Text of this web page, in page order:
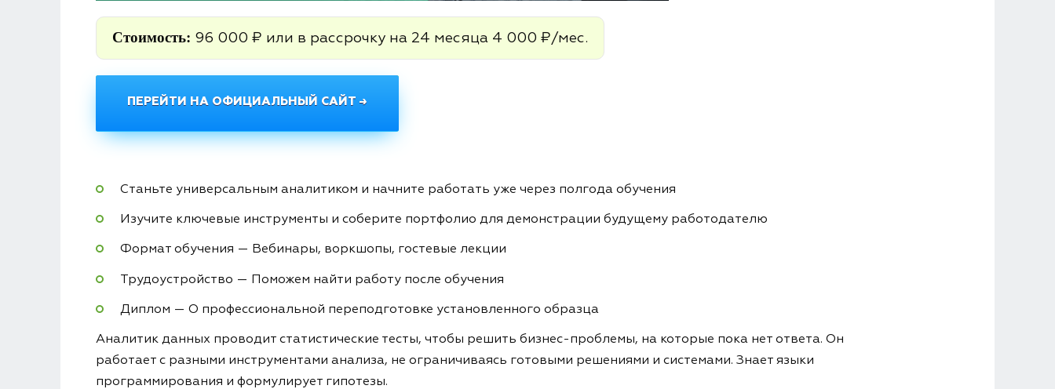
Стоимость: 96 000 ₽ или в рассрочку на 24 месяца 4 000 ₽/мес.
ПЕРЕЙТИ НА ОФИЦИАЛЬНЫЙ САЙТ →
Станьте универсальным аналитиком и начните работать уже через полгода обучения
Изучите ключевые инструменты и соберите портфолио для демонстрации будущему работодателю
Формат обучения — Вебинары, воркшопы, гостевые лекции
Трудоустройство — Поможем найти работу после обучения
Диплом — О профессиональной переподготовке установленного образца
Аналитик данных проводит статистические тесты, чтобы решить бизнес-проблемы, на которые пока нет ответа. Он
работает с разными инструментами анализа, не ограничиваясь готовыми решениями и системами. Знает языки
программирования и формулирует гипотезы.